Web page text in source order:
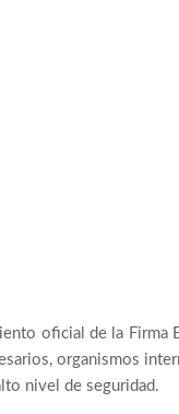
oficial de la Firma
organismos
nivel de seguridad.